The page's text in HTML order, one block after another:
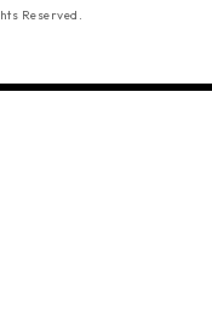
Reserved.